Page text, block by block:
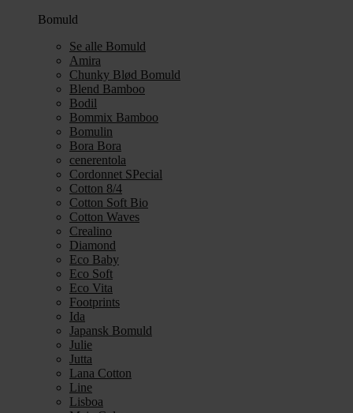
Bomuld
Se alle Bomuld
Amira
Chunky Blød Bomuld
Blend Bamboo
Bodil
Bommix Bamboo
Bomulin
Bora Bora
cenerentola
Cordonnet SPecial
Cotton 8/4
Cotton Soft Bio
Cotton Waves
Crealino
Diamond
Eco Baby
Eco Soft
Eco Vita
Footprints
Ida
Japansk Bomuld
Julie
Jutta
Lana Cotton
Line
Lisboa